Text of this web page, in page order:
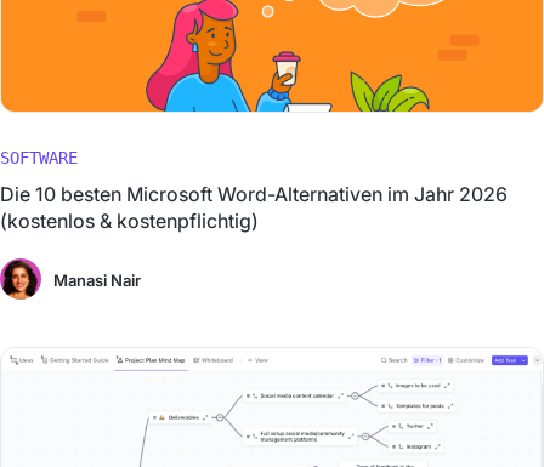
SOFTWARE
Die 10 besten Microsoft Word-Alternativen im Jahr 2026
(kostenlos & kostenpflichtig)
Manasi Nair